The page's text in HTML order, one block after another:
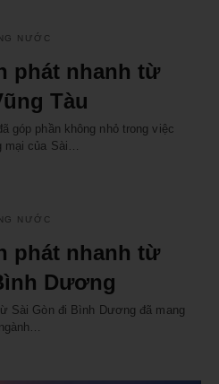
NƯỚC
phát nhanh từ
Tàu
góp phần không nhỏ trong việc
mại của Sài…
NƯỚC
phát nhanh từ
Dương
Sài Gòn đi Bình Dương đã mang